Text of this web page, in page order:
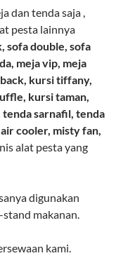
dan tenda saja ,
pesta lainnya
sofa double, sofa
meja vip, meja
kursi tiffany,
kursi taman,
sarnafil, tenda
cooler, misty fan,
alat pesta yang
digunakan
makanan.
kami.